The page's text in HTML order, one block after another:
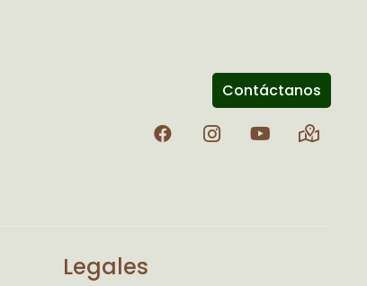
Contáctanos
Legales